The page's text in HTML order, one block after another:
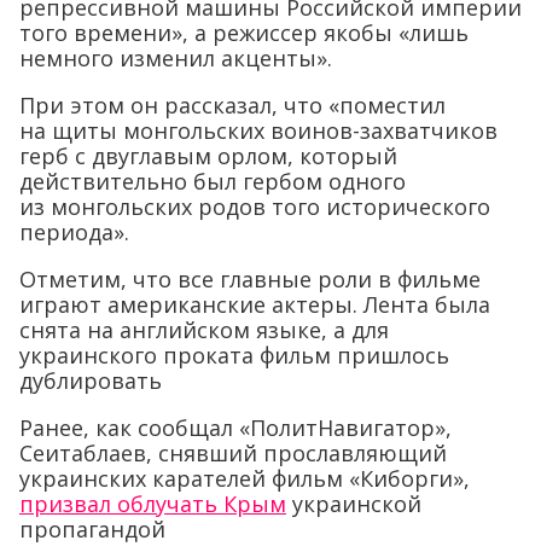
репрессивной машины Российской империи
того времени», а режиссер якобы «лишь
немного изменил акценты».
При этом он рассказал, что «поместил
на щиты монгольских воинов-захватчиков
герб с двуглавым орлом, который
действительно был гербом одного
из монгольских родов того исторического
периода».
Отметим, что все главные роли в фильме
играют американские актеры. Лента была
снята на английском языке, а для
украинского проката фильм пришлось
дублировать
Ранее, как сообщал «ПолитНавигатор»,
Сеитаблаев, снявший прославляющий
украинских карателей фильм «Киборги»,
призвал облучать Крым украинской
пропагандой